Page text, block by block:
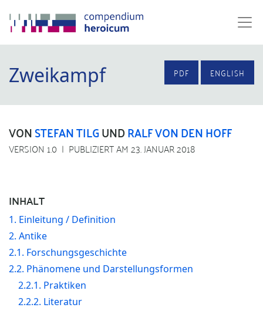
Zweikampf PDF ENGLISH
VONSTEFAN TILGUNDRALF VON DEN HOFF
VERSION 1.0 PUBLIZIERT AM 23. JANUAR 2018
INHALT
1. Einleitung / Definition
2. Antike
2.1. Forschungsgeschichte
2.2. Phänomene und Darstellungsformen
2.2.1. Praktiken
2.2.2. Literatur